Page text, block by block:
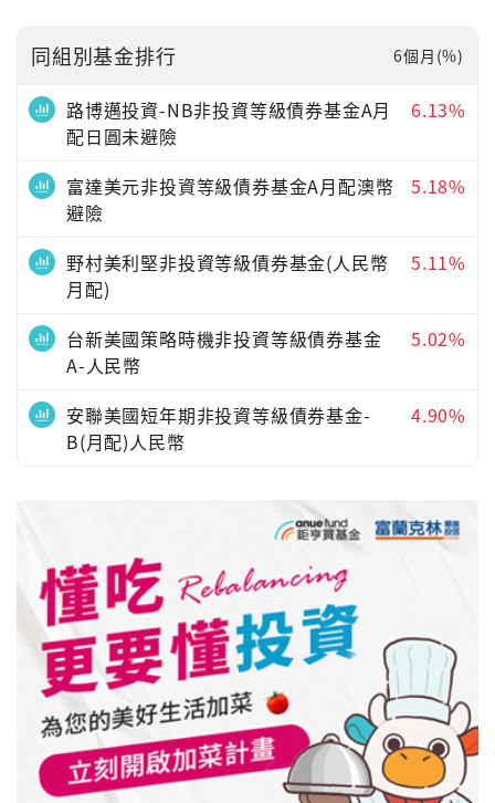
同組別基金排行 6個月(%)
路博邁投資-NB非投資等級債券基金A月
配日圓未避險
6.13%
富達美元非投資等級債券基金A月配澳幣
避險
5.18%
野村美利堅非投資等級債券基金(人民幣
月配)
5.11%
台新美國策略時機非投資等級債券基金
A-人民幣
5.02%
安聯美國短年期非投資等級債券基金-
B(月配)人民幣
4.90%